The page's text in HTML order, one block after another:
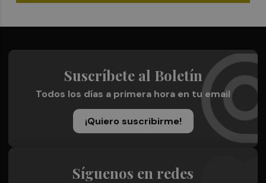
Suscríbete al Boletín
Todos los días a primera hora en tu email
¡Quiero suscribirme!
Síguenos en redes